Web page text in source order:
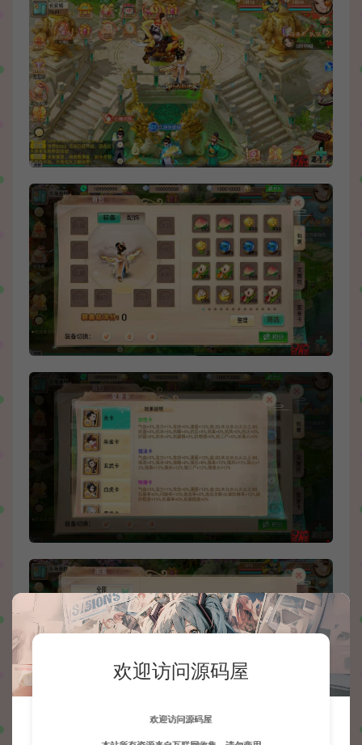
欢迎访问源码屋
欢迎访问源码屋